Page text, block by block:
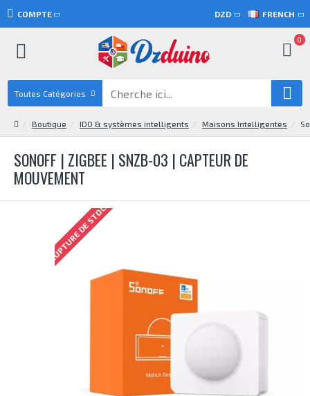
COMPTE DZD FRENCH
0
Toutes Catégories
Boutique IDO & systèmes intelligents Maisons Intelligentes
SONOFF | ZIGBEE | SNZB-03 | CAPTEUR DE
MOUVEMENT
RUPTURE DE STOCK